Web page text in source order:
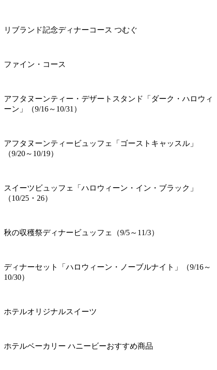
リブランド記念ディナーコース つむぐ
ファイン・コース
アフタヌーンティー・デザートスタンド「ダーク・ハロウィ
ーン」（9/16～10/31）
アフタヌーンティービュッフェ「ゴーストキャッスル」
（9/20～10/19）
スイーツビュッフェ「ハロウィーン・イン・ブラック」
（10/25・26）
秋の収穫祭ディナービュッフェ（9/5～11/3）
ディナーセット「ハロウィーン・ノーブルナイト」（9/16～
10/30）
ホテルオリジナルスイーツ
ホテルベーカリー ハニービーおすすめ商品